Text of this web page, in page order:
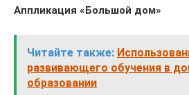
Аппликация «Большой дом»
Читайте также:
развивающего обучения в
образовании